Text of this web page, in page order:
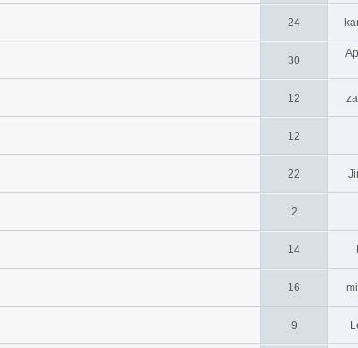
24
30
12
12
22
2
14
16
9